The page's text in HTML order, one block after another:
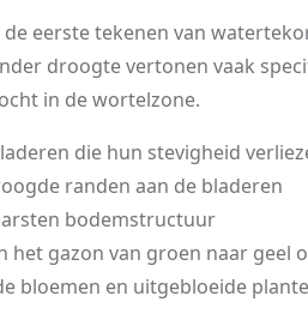
eerste tekenen van
droogte vertonen vaak
in de wortelzone.
die hun stevigheid
randen aan de bladeren
bodemstructuur
het gazon van groen naar geel
bloemen en uitgebloeide